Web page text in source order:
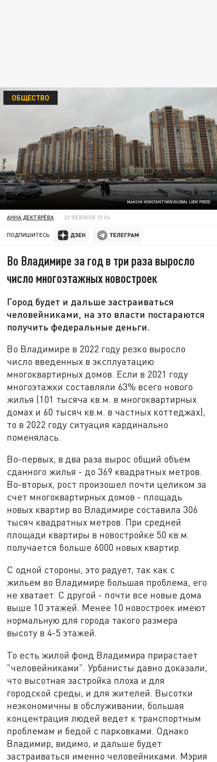
MAKSIM KONSTANTINOV/GLOBAL LOOK PRESS
ОБЩЕСТВО
АННА ДЕКТЯРЁВА 22 ФЕВРАЛЯ 15:04
ПОДПИШИТЕСЬ:
Во Владимире за год в три раза выросло
число многоэтажных новостроек
Город будет и дальше застраиваться
человейниками, на это власти постараются
получить федеральные деньги.
Во Владимире в 2022 году резко выросло
число введенных в эксплуатацию
многоквартирных домов. Если в 2021 году
многоэтажки составляли 63% всего нового
жилья (101 тысяча кв.м. в многоквартирных
домах и 60 тысяч кв.м. в частных коттеджах),
то в 2022 году ситуация кардинально
поменялась.
Во-первых, в два раза вырос общий объем
сданного жилья - до 369 квадратных метров.
Во-вторых, рост произошел почти целиком за
счет многоквартирных домов - площадь
новых квартир во Владимире составила 306
тысяч квадратных метров. При средней
площади квартиры в новостройке 50 кв.м.
получается больше 6000 новых квартир.
С одной стороны, это радует, так как с
жильем во Владимире большая проблема, его
не хватает. С другой - почти все новые дома
выше 10 этажей. Менее 10 новостроек имеют
нормальную для города такого размера
высоту в 4-5 этажей.
То есть жилой фонд Владимира прирастает
"человейниками". Урбанисты давно доказали,
что высотная застройка плоха и для
городской среды, и для жителей. Высотки
неэкономичны в обслуживании, большая
концентрация людей ведет к транспортным
проблемам и бедой с парковками. Однако
Владимир, видимо, и дальше будет
застраиваться именно человейниками. Мэрия